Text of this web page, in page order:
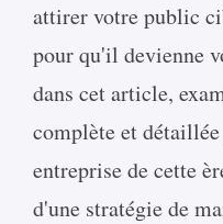
attirer votre public
pour qu'il devienne
dans cet article,
complète et
entreprise de cette
d'une stratégie de